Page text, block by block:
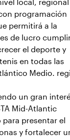
local, regional
programación
permitirá a la
de lucro
el deporte y
en todas las
Medio.
un gran
Mid-Atlantic
presentar el
y fortalecer